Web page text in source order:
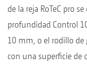
de la reja RoTeC pro
profundidad Control
10 mm, o el rodillo
con una superficie de